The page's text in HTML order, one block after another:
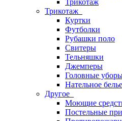
Трикотаж
Трикотаж
Куртки
Футболки
Рубашки поло
Свитеры
Тельняшки
Джемперы
Головные
Нательное белье
Другое
Моющие
Постельные